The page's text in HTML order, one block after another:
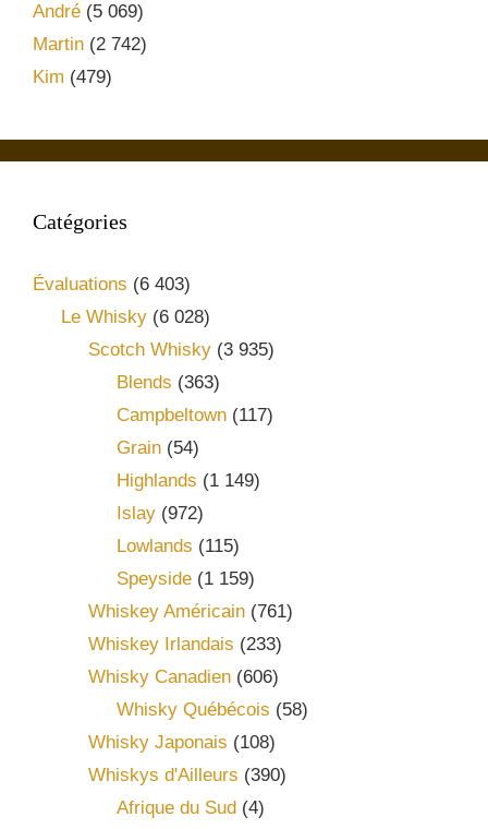
André (5 069)
Martin (2 742)
Kim (479)
Catégories
Évaluations (6 403)
Le Whisky(6 028)
Scotch Whisky (3 935)
Blends (363)
Campbeltown(117)
Grain(54)
Highlands (1 149)
Islay(972)
Lowlands (115)
Speyside(1 159)
Whiskey Américain (761)
Whiskey Irlandais (233)
Whisky Canadien (606)
Whisky Québécois (58)
Whisky Japonais (108)
Whiskys d'Ailleurs (390)
Afrique du Sud (4)